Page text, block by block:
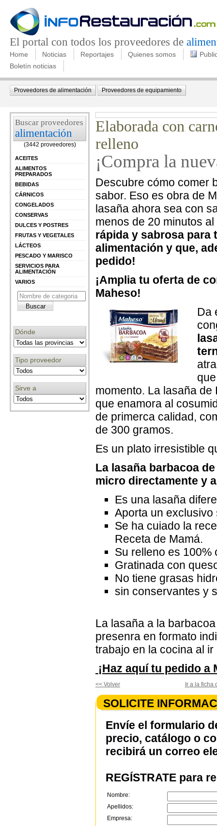
El portal con todos los proveedores de
Home Noticias Reportajes Quienes somos
Boletín noticias
Proveedores de alimentación Proveedores de equipamiento
Buscar proveedores
alimentación
(3442 proveedores)
ACEITES
ALIMENTOS
PREPARADOS
BEBIDAS
CÁRNICOS
CONGELADOS
CONSERVAS
DULCES Y POSTRES
FRUTAS Y VEGETALES
LÁCTEOS
PESCADO Y MARISCO
SERVICIOS PARA
ALIMENTACIÓN
VARIOS
Dónde
Tipo proveedor
Sirve a
Elaborada con
relleno
¡Compra la
Descubre cómo comer
sabor. Eso es obra de
lasaña ahora sea con
menos de 20 minutos
rápida y sabrosa para
alimentación y que,
pedido!
¡Amplia tu oferta de
Maheso!
Da
momento. La lasaña
que enamora al
de primerca calidad,
de 300 gramos.
Es un plato irresistible
La lasaña barbacoa
micro directamente y
Es una lasaña
Aporta un
Se ha cuiado la
Receta de Mamá.
Su relleno es 100%
Gratinada con
No tiene grasas
sin conservantes y
La lasaña a la
presenra en formato
trabajo en la cocina al
¡Haz aquí tu pedido a
<< Volver Ir a la ficha
SOLICITE
Envíe el formulario
precio, catálogo o
recibirá un correo
REGÍSTRATE para
Nombre:
Apellidos:
Empresa: